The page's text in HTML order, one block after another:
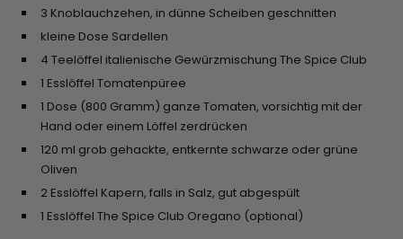
3 Knoblauchzehen, in dünne Scheiben geschnitten
kleine Dose Sardellen
4 Teelöffel italienische Gewürzmischung The Spice Club
1 Esslöffel Tomatenpüree
1 Dose (800 Gramm) ganze Tomaten, vorsichtig mit der
Hand oder einem Löffel zerdrücken
120 ml grob gehackte, entkernte schwarze oder grüne
Oliven
2 Esslöffel Kapern, falls in Salz, gut abgespült
1 Esslöffel The Spice Club Oregano (optional)